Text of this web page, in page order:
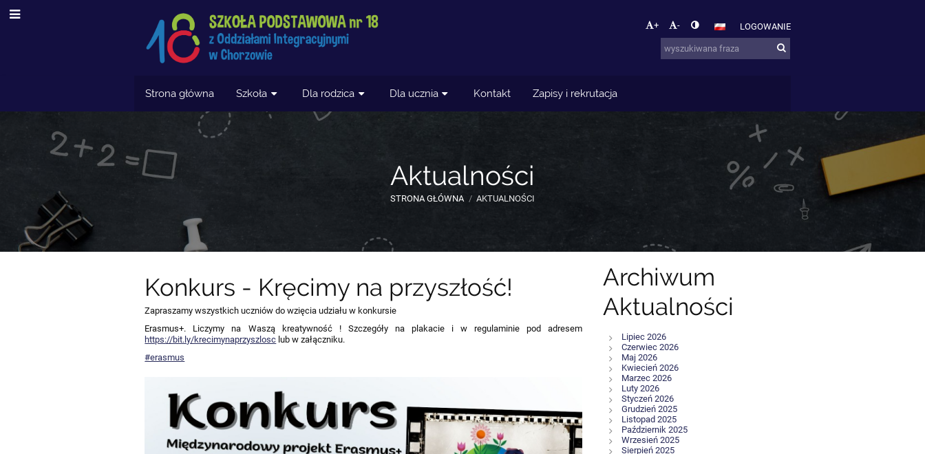
+ - LOGOWANIE
Strona główna Szkoła Dla rodzica Dla ucznia Kontakt Zapisy i rekrutacja
Aktualności
STRONA GŁÓWNA / AKTUALNOŚCI
Aktualności
Konkurs - Kręcimy na przyszłość!
Zapraszamy wszystkich uczniów do wzięcia udziału w konkursie
Erasmus+. Liczymy na Waszą kreatywność ! Szczegóły na plakacie i w regulaminie pod adresem
https://bit.ly/krecimynaprzyszlosc lub w załączniku.
#erasmus
Archiwum
Aktualności
Lipiec 2026
Czerwiec 2026
Maj 2026
Kwiecień 2026
Marzec 2026
Luty 2026
Styczeń 2026
Grudzień 2025
Listopad 2025
Październik 2025
Wrzesień 2025
Sierpień 2025